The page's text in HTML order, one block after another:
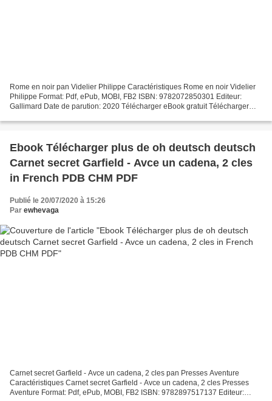
Rome en noir pan Videlier Philippe Caractéristiques Rome en noir Videlier
Philippe Format: Pdf, ePub, MOBI, FB2 ISBN: 9782072850301 Editeur:
Gallimard Date de parution: 2020 Télécharger eBook gratuit Télécharger
Ebook Télécharger plus de oh deutsch deutsch
Carnet secret Garfield - Avce un cadena, 2 cles
in French PDB CHM PDF
Publié le 20/07/2020 à 15:26
Par ewhevaga
Carnet secret Garfield - Avce un cadena, 2 cles pan Presses Aventure
Caractéristiques Carnet secret Garfield - Avce un cadena, 2 cles Presses
Aventure Format: Pdf, ePub, MOBI, FB2 ISBN: 9782897517137 Editeur: